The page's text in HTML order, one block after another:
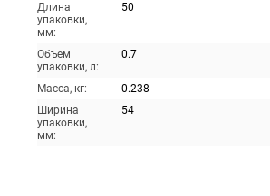
Длина
упаковки,
мм:
50
Объем
упаковки, л:
0.7
Масса, кг:
0.238
Ширина
упаковки,
мм:
54